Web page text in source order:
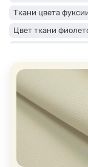
Ткани цвета
Цвет ткани
Цвет ткани
Ткани цвета пудра
Ткани оранжевого
Цвет ткани мятный
Ткани лимонного